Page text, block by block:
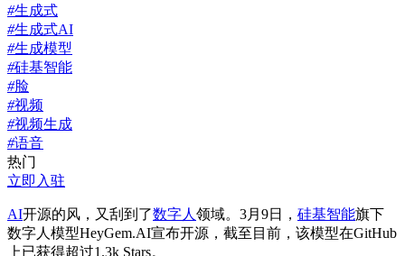
#生成式
#生成式AI
#生成模型
#硅基智能
#脸
#视频
#视频生成
#语音
热门
立即入驻
AI开源的风，又刮到了数字人 领域。3月9日， 硅基智能旗下
数字人模型HeyGem.AI宣布开源，截至目前，该模型在GitHub
上已获得超过1.3k Stars。